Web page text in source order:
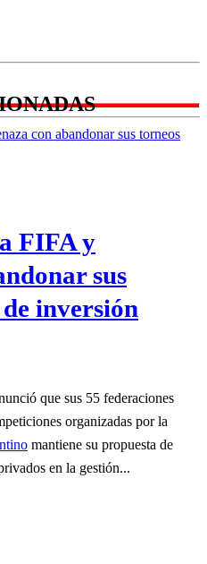
FIFA y
sus
inversión
que sus 55 federaciones
organizadas por la
mantiene su propuesta de
en la gestión...